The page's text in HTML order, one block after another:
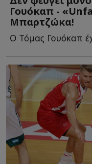
Γουόκαπ -
Μπαρτζώκα!